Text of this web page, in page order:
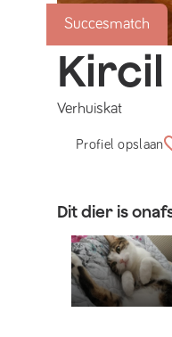
Succesmatch
Kircil
Verhuiskat
Profiel opslaan
Dit dier is